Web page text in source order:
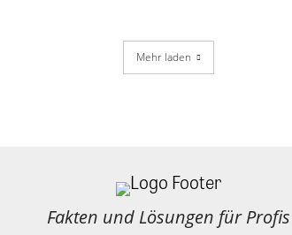
Mehr laden
Fakten und Lösungen für Profis